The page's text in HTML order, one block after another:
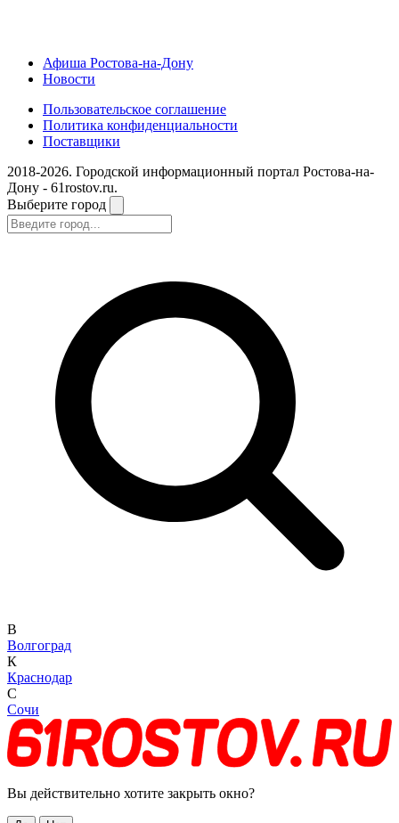
Афиша Ростова-на-Дону
Новости
Пользовательское соглашение
Политика конфиденциальности
Поставщики
2018-2026. Городской информационный портал Ростова-на-
Дону - 61rostov.ru.
Выберите город
В
Волгоград
К
Краснодар
С
Сочи
Вы действительно хотите закрыть окно?